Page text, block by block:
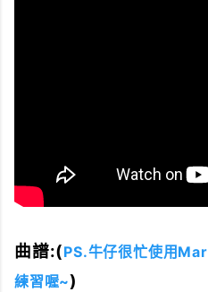
曲譜:(PS.牛仔很忙使用
練習喔~)